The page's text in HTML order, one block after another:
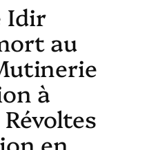
Idir
au
à
en